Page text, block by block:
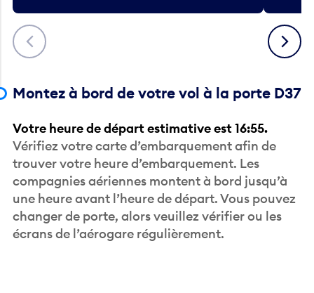
Précédent Suivant
Montez à bord de votre vol à la porte D37
Votre heure de départ estimative est 16:55.
Vérifiez votre carte d’embarquement afin de
trouver votre heure d’embarquement. Les
compagnies aériennes montent à bord jusqu’à
une heure avant l’heure de départ. Vous pouvez
changer de porte, alors veuillez vérifier ou les
écrans de l’aérogare régulièrement.